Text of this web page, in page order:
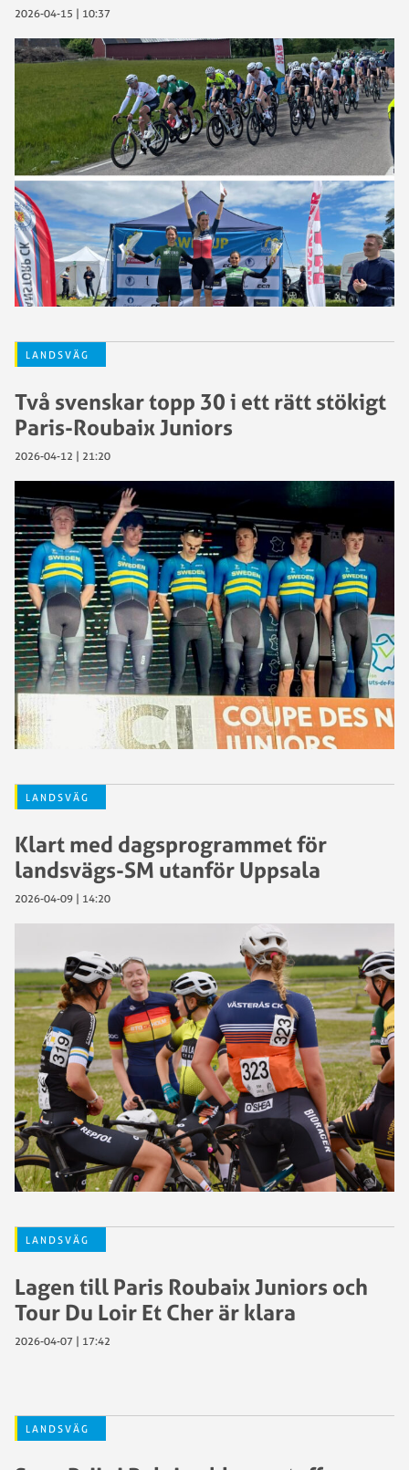
2026-04-15 | 10:37
LANDSVÄG
Två svenskar topp 30 i ett rätt stökigt
Paris-Roubaix Juniors
2026-04-12 | 21:20
LANDSVÄG
Klart med dagsprogrammet för
landsvägs-SM utanför Uppsala
2026-04-09 | 14:20
LANDSVÄG
Lagen till Paris Roubaix Juniors och
Tour Du Loir Et Cher är klara
2026-04-07 | 17:42
LANDSVÄG